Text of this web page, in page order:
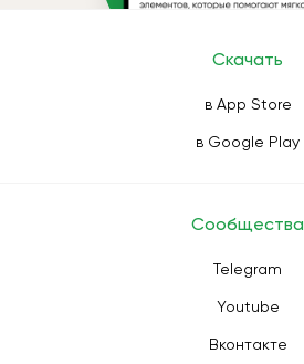
Скачать
в App Store
в Google Play
Сообщества
Telegram
Youtube
Вконтакте